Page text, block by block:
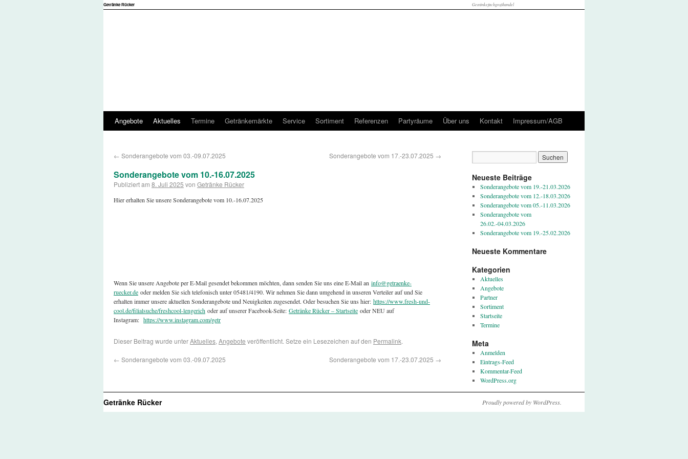
Getränke Rücker Getränkefachgroßhandel
Angebote Aktuelles Termine Getränkemärkte Service Sortiment Referenzen Partyräume Über uns Kontakt Impressum/AGB
← Sonderangebote vom 03.-09.07.2025 Sonderangebote vom 17.-23.07.2025 →
Sonderangebote vom 10.-16.07.2025
Publiziert am 8. Juli 2025 von Getränke Rücker
Hier erhalten Sie unsere Sonderangebote vom 10.-16.07.2025
Wenn Sie unsere Angebote per E-Mail gesendet bekommen möchten, dann senden Sie uns eine E-Mail an info@getraenke-
ruecker.de oder melden Sie sich telefonisch unter 05481/4190. Wir nehmen Sie dann umgehend in unseren Verteiler auf und Sie
erhalten immer unsere aktuellen Sonderangebote und Neuigkeiten zugesendet. Oder besuchen Sie uns hier: https://www.fresh-und-
cool.de/filialsuche/freshcool-lengerich oder auf unserer Facebook-Seite: Getränke Rücker – Startseite oder NEU auf
Instagram: https://www.instagram.com/getr
Dieser Beitrag wurde unterAktuelles, Angebote veröffentlicht. Setze ein Lesezeichen auf den Permalink.
← Sonderangebote vom 03.-09.07.2025 Sonderangebote vom 17.-23.07.2025 →
Neueste Beiträge
Sonderangebote vom 19.-21.03.2026
Sonderangebote vom 12.-18.03.2026
Sonderangebote vom 05.-11.03.2026
Sonderangebote vom
26.02.-04.03.2026
Sonderangebote vom 19.-25.02.2026
Neueste Kommentare
Kategorien
Aktuelles
Angebote
Partner
Sortiment
Startseite
Termine
Meta
Anmelden
Eintrags-Feed
Kommentar-Feed
WordPress.org
Getränke Rücker Proudly powered by WordPress.